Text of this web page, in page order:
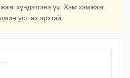
хүндэтгэнэ үү. Хэм хэмжээг
устгах эрхтэй.